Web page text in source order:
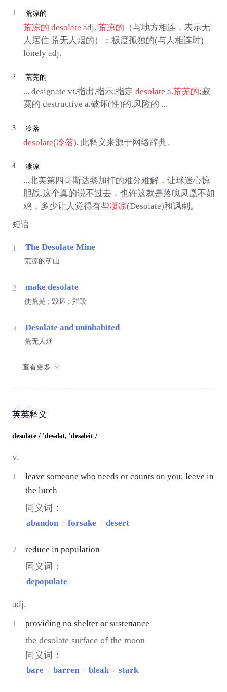
1 荒凉的
荒凉的 desolate adj. 荒凉的 （与地方相连，表示无
人居住 荒无人烟的）；极度孤独的(与人相连时)
lonely adj.
2 荒芜的
... designate vt.指出,指示;指定 desolate a.荒芜的;寂
寞的 destructive a.破坏(性)的,风险的 ...
3 冷落
desolate(冷落), 此释义来源于网络辞典。
4 凄凉
...北美第四哥斯达黎加打的难分难解，让球迷心惊
胆战,这个真的说不过去，也许这就是落魄凤凰不如
鸡，多少让人觉得有些凄凉(Desolate)和讽刺。
短语
1 The Desolate Mine
荒凉的矿山
2 make desolate
使荒芜 ; 毁坏 ; 摧毁
3 Desolate and uninhabited
荒无人烟
查看更多
英英释义
desolate / 'desələt, 'desəleit /
v.
1
leave someone who needs or counts on you; leave in
the lurch
同义词：
abandon / forsake / desert
2 reduce in population
同义词：
depopulate
adj.
1 providing no shelter or sustenance
the desolate surface of the moon
同义词：
bare / barren / bleak/ stark